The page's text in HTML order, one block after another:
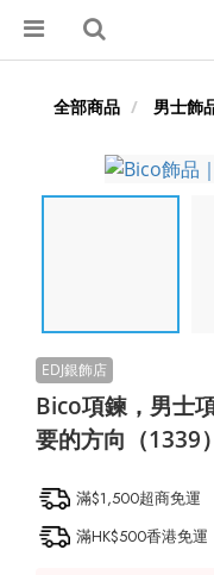
全部商品 男士飾
Bico項鍊，男士
要的方向（1339）
滿$1,500超商免運
滿HK$500香港免運